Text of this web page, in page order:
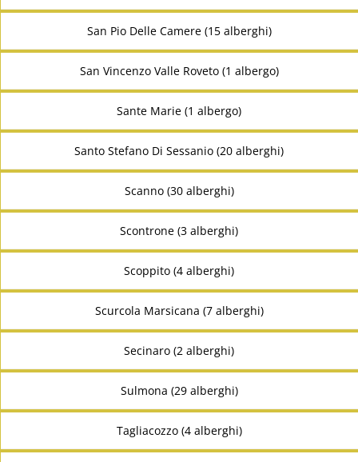
San Pio Delle Camere (15 alberghi)
San Vincenzo Valle Roveto (1 albergo)
Sante Marie (1 albergo)
Santo Stefano Di Sessanio (20 alberghi)
Scanno (30 alberghi)
Scontrone (3 alberghi)
Scoppito (4 alberghi)
Scurcola Marsicana (7 alberghi)
Secinaro (2 alberghi)
Sulmona (29 alberghi)
Tagliacozzo (4 alberghi)